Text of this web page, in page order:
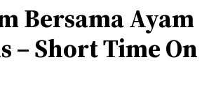
Bersama Ayam
– Short Time On